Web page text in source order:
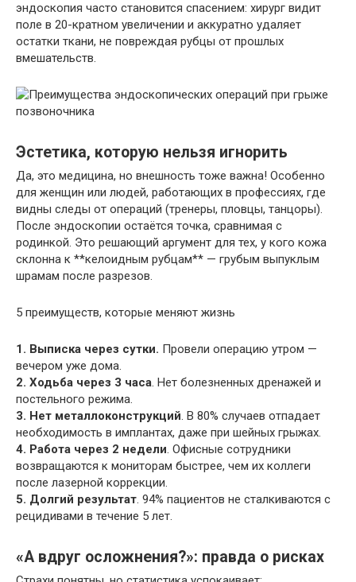
эндоскопия часто становится спасением: хирург видит
поле в 20-кратном увеличении и аккуратно удаляет
остатки ткани, не повреждая рубцы от прошлых
вмешательств.
Эстетика, которую нельзя игнорить
Да, это медицина, но внешность тоже важна! Особенно
для женщин или людей, работающих в профессиях, где
видны следы от операций (тренеры, пловцы, танцоры).
После эндоскопии остаётся точка, сравнимая с
родинкой. Это решающий аргумент для тех, у кого кожа
склонна к **келоидным рубцам** — грубым выпуклым
шрамам после разрезов.
5 преимуществ, которые меняют жизнь
1. Выписка через сутки. Провели операцию утром —
вечером уже дома.
2. Ходьба через 3 часа. Нет болезненных дренажей и
постельного режима.
3. Нет металлоконструкций. В 80% случаев отпадает
необходимость в имплантах, даже при шейных грыжах.
4. Работа через 2 недели. Офисные сотрудники
возвращаются к мониторам быстрее, чем их коллеги
после лазерной коррекции.
5. Долгий результат. 94% пациентов не сталкиваются с
рецидивами в течение 5 лет.
«А вдруг осложнения?»: правда о рисках